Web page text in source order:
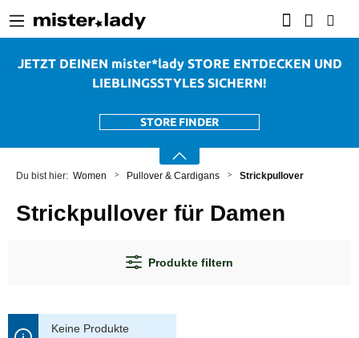
JETZT DEINEN mister*lady STORE ENTDECKEN UND
LIEBLINGSSTYLES SICHERN!
STORE FINDER
Women Pullover & Cardigans Strickpullover
Strickpullover für Damen
Produkte filtern
Keine Produkte